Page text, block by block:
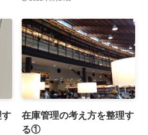
す
在庫管理の考え方を整理す
る①